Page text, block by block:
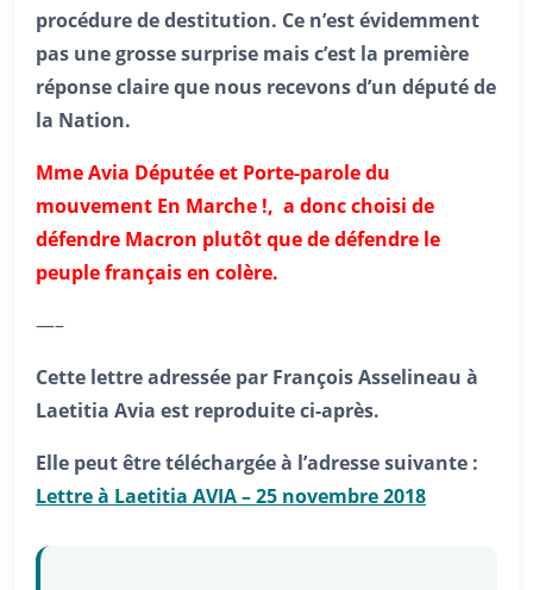
procédure de destitution. Ce n’est évidemment
pas une grosse surprise mais c’est la première
réponse claire que nous recevons d’un député de
la Nation.
Mme Avia Députée et Porte-parole du
mouvement En Marche !, a donc choisi de
défendre Macron plutôt que de défendre le
peuple français en colère.
—–
Cette lettre adressée par François Asselineau à
Laetitia Avia est reproduite ci-après.
Elle peut être téléchargée à l’adresse suivante :
Lettre à Laetitia AVIA – 25 novembre 2018